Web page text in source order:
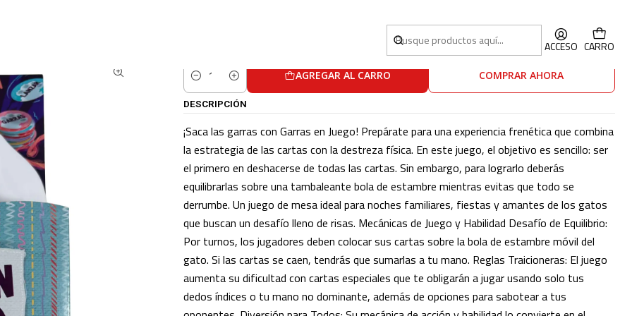
ACCESO CARRO
Cantidad
AGREGAR AL CARRO COMPRAR AHORA
DESCRIPCIÓN
¡Saca las garras con Garras en Juego! Prepárate para una experiencia frenética que combina
la estrategia de las cartas con la destreza física. En este juego, el objetivo es sencillo: ser
el primero en deshacerse de todas las cartas. Sin embargo, para lograrlo deberás
equilibrarlas sobre una tambaleante bola de estambre mientras evitas que todo se
derrumbe. Un juego de mesa ideal para noches familiares, fiestas y amantes de los gatos
que buscan un desafío lleno de risas. Mecánicas de Juego y Habilidad Desafío de Equilibrio:
Por turnos, los jugadores deben colocar sus cartas sobre la bola de estambre móvil del
gato. Si las cartas se caen, tendrás que sumarlas a tu mano. Reglas Traicioneras: El juego
aumenta su dificultad con cartas especiales que te obligarán a jugar usando solo tus
dedos índices o tu mano no dominante, además de opciones para sabotear a tus